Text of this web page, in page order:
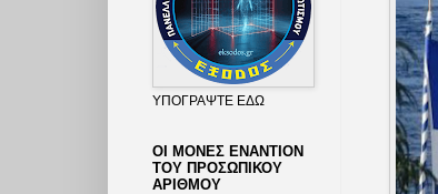
ΥΠΟΓΡΑΨΤΕ ΕΔΩ
ΟΙ ΜΟΝΕΣ ΕΝΑΝΤΙΟΝ
ΤΟΥ ΠΡΟΣΩΠΙΚΟΥ
ΑΡΙΘΜΟΥ